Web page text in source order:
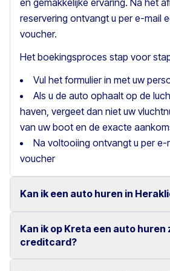
en gemakkelijke ervaring. Na het
reservering ontvangt u per e-mail
voucher.
Het boekingsproces stap voor
Vul het formulier in met uw
Als u de auto ophaalt op de
haven, vergeet dan niet uw
van uw boot en de exacte
Na voltooiing ontvangt u per e-
voucher
Kan ik een auto huren in
Ja, wij bieden autoverhuur in
Kan ik op Kreta een auto huren
creditcard?